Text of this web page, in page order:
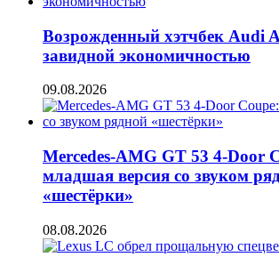
Возрожденный хэтчбек Audi
завидной экономичностью
09.08.2026
Mercedes-AMG GT 53 4-Door
младшая версия со звуком
«шестёрки»
08.08.2026